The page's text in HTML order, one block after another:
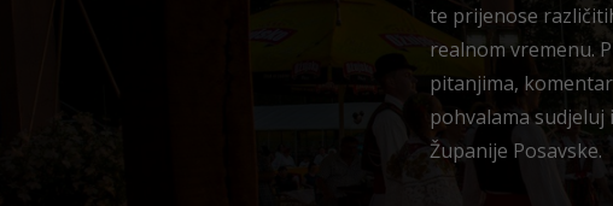
te prijenose
realnom vremenu.
pitanjima,
pohvalama sudjeluj
Županije Posavske.